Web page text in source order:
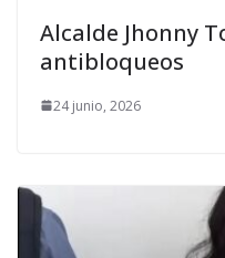
Alcalde Jhonny
antibloqueos
24 junio, 2026